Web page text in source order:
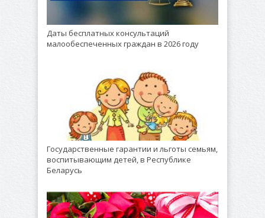
Даты бесплатных консультаций
малообеспеченных граждан в 2026 году
Государственные гарантии и льготы семьям,
воспитывающим детей, в Республике
Беларусь